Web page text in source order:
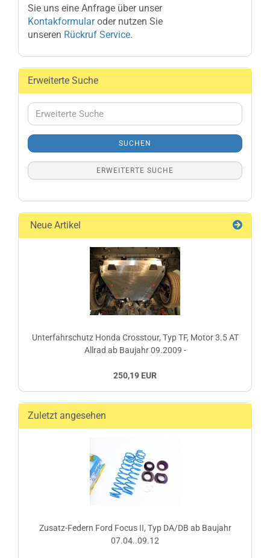
Sie uns eine Anfrage über unser
Kontakformularoder nutzen Sie
unseren Rückruf Service.
Erweiterte Suche
Erweiterte
Suche
SUCHEN
ERWEITERTE SUCHE
Neue Artikel
Unterfahrschutz Honda Crosstour, Typ TF, Motor 3.5 AT
Allrad ab Baujahr 09.2009 -
250,19 EUR
Zuletzt angesehen
Zusatz-Federn Ford Focus II, Typ DA/DB ab Baujahr
07.04..09.12